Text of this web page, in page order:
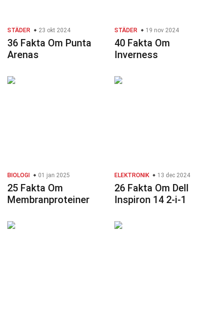
STÄDER 23 okt 2024
36 Fakta Om Punta
Arenas
STÄDER 19 nov 2024
40 Fakta Om
Inverness
BIOLOGI 01 jan 2025
25 Fakta Om
Membranproteiner
ELEKTRONIK 13 dec 2024
26 Fakta Om Dell
Inspiron 14 2-i-1